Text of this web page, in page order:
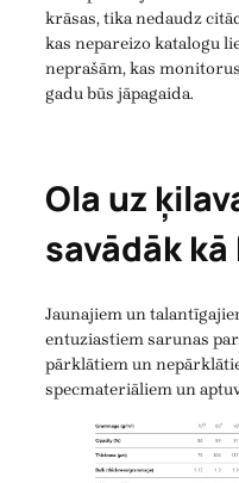
krāsas, tika nedaudz
kas nepareizo katalogu
neprašām, kas
gadu būs jāpagaida.
Ola uz
savādāk
Jaunajiem un
entuziastiem sarunas
pārklātiem un
specmateriāliem un